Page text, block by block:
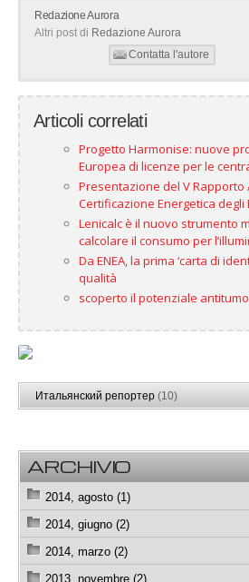
Redazione Aurora
Altri post di Redazione Aurora
Contatta l'autore
Articoli correlati
Progetto Harmonise: nuove
Europea di licenze per le
Presentazione del V Rapporto
Certificazione Energetica degli
Lenicalc è il nuovo strumento
calcolare il consumo per
Da ENEA, la prima ‘carta di
qualità
scoperto il potenziale
Итальянский репортер (10)
ARCHIVIO
2014, agosto (1)
2014, giugno (2)
2014, marzo (2)
2013, novembre (2)